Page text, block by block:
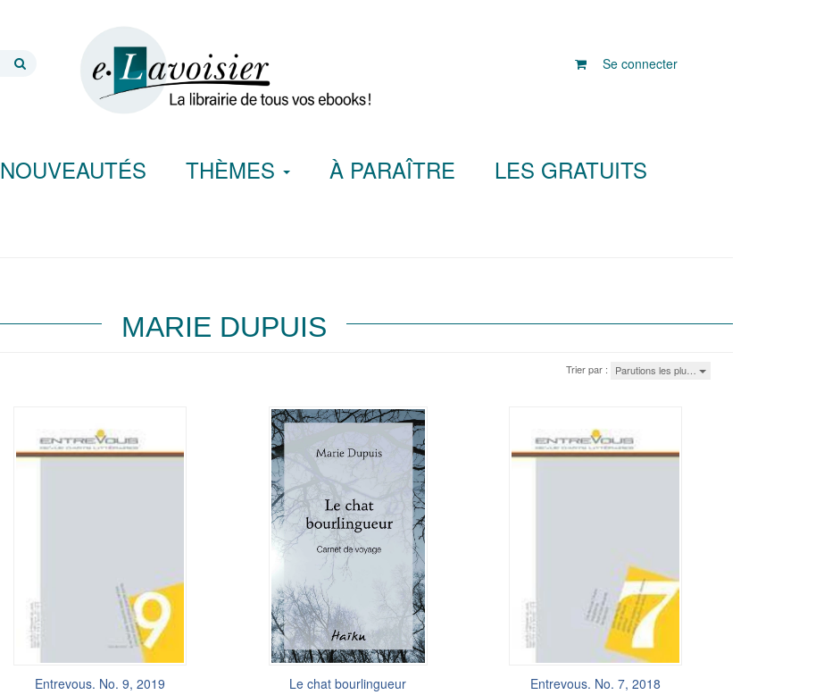
Se connecter
NOUVEAUTÉS THÈMES À PARAÎTRE LES GRATUITS
MARIE DUPUIS
Trier par : Parutions les plu…
Entrevous. No. 9, 2019 Le chat bourlingueur Entrevous. No. 7, 2018